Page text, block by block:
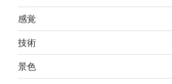
感覚
技術
景色